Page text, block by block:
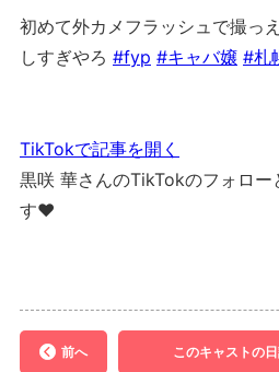
初めて外カメフラッシュで撮っ
しすぎやろ #fyp #キャバ嬢 #札
TikTokで記事を開く
黒咲 華さんのTikTokのフォロー
す❤
前へ このキャストの